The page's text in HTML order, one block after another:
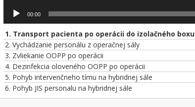
00:00
1. Transport pacienta po operácii do izolačného boxu
2. Vychádzanie personálu z operačnej sály
3. Zvliekanie OOPP po operácii
4. Dezinfekcia oloveného OOPP po operácii
5. Pohyb intervenčneho tímu na hybridnej sále
6. Pohyb JIS personalu na hybridnej sále